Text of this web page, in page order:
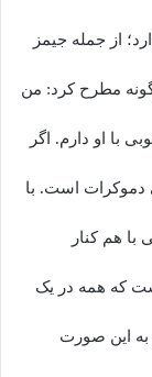
از جمله جیمز
مطرح کرد: من
با او دارم. اگر
دموکرات است. با
هم کنار
که همه در یک
به این صورت